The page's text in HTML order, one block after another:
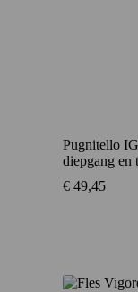
Pugnitello
diepgang en
€ 49,45